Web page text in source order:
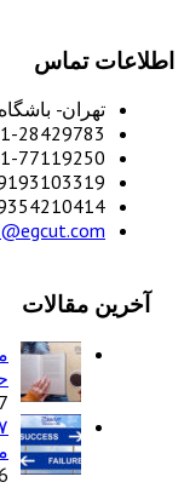
اطلاعات تماس
تهران-
28429783
77119250
آخرین مقالات
17
16